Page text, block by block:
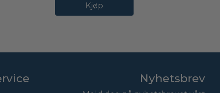
Kjøp
Nyhetsbrev